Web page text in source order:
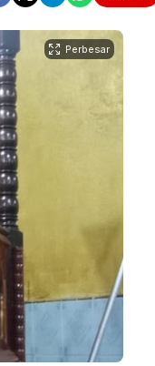
Perbesar